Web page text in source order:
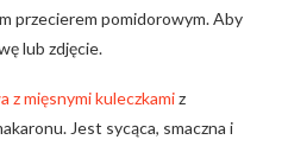
przecierem pomidorowym. Aby
lub zdjęcie.
z mięsnymi kuleczkamiz
Jest sycąca, smaczna i